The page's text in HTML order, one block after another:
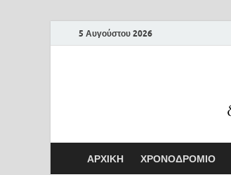
5 Αυγούστου 2026
ΑΡΧΙΚΗ ΧΡΟΝΟΔΡΟΜΙΟ